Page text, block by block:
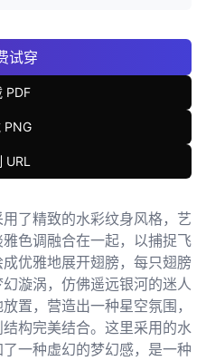
试穿
PDF
PNG
URL
了精致的水彩纹身风格，艺
色调融合在一起，以捕捉飞
优雅地展开翅膀，每只翅膀
漩涡，仿佛遥远银河的迷人
置，营造出一种星空氛围，
构完美结合。这里采用的水
一种虚幻的梦幻感，是一种